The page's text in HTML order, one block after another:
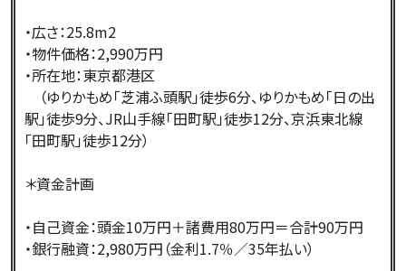
・広さ：25.8m2
・物件価格：2,990万円
・所在地：東京都港区
（ゆりかもめ「芝浦ふ頭駅」徒歩6分、ゆりかもめ「日の出
駅」徒歩9分、JR山手線「田町駅」徒歩12分、京浜東北線
「田町駅」徒歩12分）
＊資金計画
・自己資金：頭金10万円＋諸費用80万円＝合計90万円
・銀行融資：2,980万円（金利1.7％／35年払い）